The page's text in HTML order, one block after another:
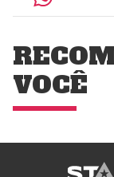
VOCÊ